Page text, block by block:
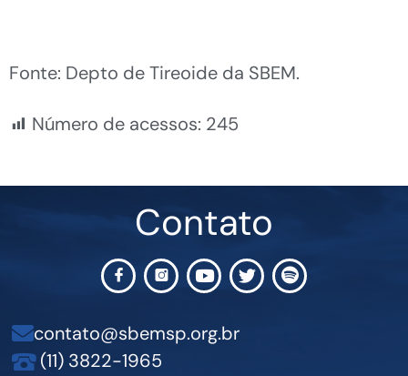
Fonte: Depto de Tireoide da SBEM.
Número de acessos: 245
Contato
contato@sbemsp.org.br
(11) 3822-1965